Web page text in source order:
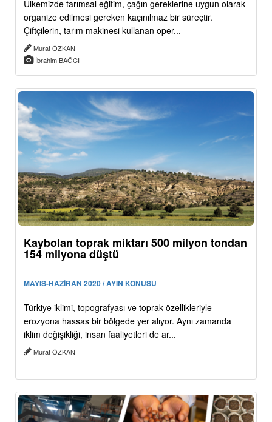
Ülkemizde tarımsal eğitim, çağın gereklerine uygun olarak
organize edilmesi gereken kaçınılmaz bir süreçtir.
Çiftçilerin, tarım makinesi kullanan oper...
Murat ÖZKAN
İbrahim BAĞCI
Kaybolan toprak miktarı 500 milyon tondan
154 milyona düştü
MAYIS-HAZİRAN 2020 / AYIN KONUSU
Türkiye iklimi, topografyası ve toprak özellikleriyle
erozyona hassas bir bölgede yer alıyor. Aynı zamanda
iklim değişikliği, insan faaliyetleri de ar...
Murat ÖZKAN